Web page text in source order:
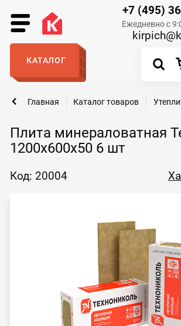
+7 (495)
Ежедневно с
КАТАЛОГ
Плита минераловатная
1200х600х50 6 шт
Главная Каталог товаров
Код: 20004